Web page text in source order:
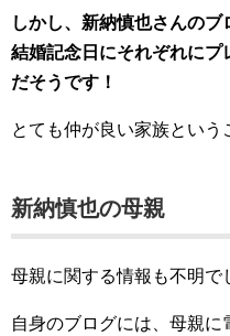
しかし、新納慎也さんのブ
結婚記念日にそれぞれに
だそうです！
とても仲が良い家族とい
新納慎也の母親
母親に関する情報も不明で
自身のブログには、母親